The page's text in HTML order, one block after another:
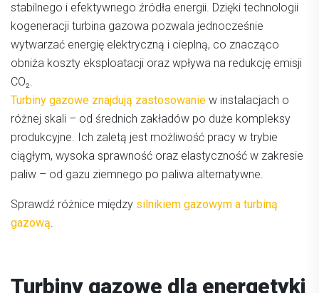
stabilnego i efektywnego źródła energii. Dzięki technologii
kogeneracji turbina gazowa pozwala jednocześnie
wytwarzać energię elektryczną i cieplną, co znacząco
obniża koszty eksploatacji oraz wpływa na redukcję emisji
CO₂.
Turbiny gazowe znajdują zastosowanie w instalacjach o
różnej skali – od średnich zakładów po duże kompleksy
produkcyjne. Ich zaletą jest możliwość pracy w trybie
ciągłym, wysoka sprawność oraz elastyczność w zakresie
paliw – od gazu ziemnego po paliwa alternatywne.
Sprawdź różnice między silnikiem gazowym a turbiną
gazową.
Turbiny gazowe dla energetyki